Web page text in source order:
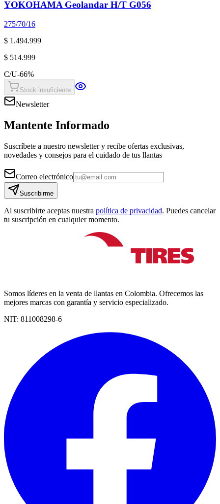
YOKOHAMA Geolandar H/T G056
275/70/16
$ 1.494.999
$ 514.999
C/U-66%
Stock insuficiente
Newsletter
Mantente Informado
Suscríbete a nuestro newsletter y recibe ofertas exclusivas,
novedades y consejos para el cuidado de tus llantas
Correo electrónico
Suscribirme
Al suscribirte aceptas nuestra política de privacidad. Puedes cancelar
tu suscripción en cualquier momento.
Somos líderes en la venta de llantas en Colombia. Ofrecemos las
mejores marcas con garantía y servicio especializado.
NIT: 811008298-6